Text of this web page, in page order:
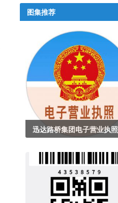
图集推荐
迅达路桥集团电子营业执照